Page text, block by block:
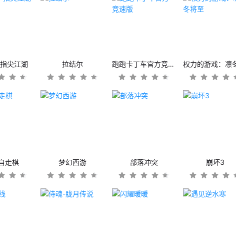
尖江湖 拉结尔 跑跑卡丁车官方竞速版
走棋 梦幻西游 部落冲突 崩坏3